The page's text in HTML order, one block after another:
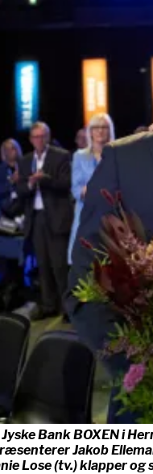
Bank BOXEN i
Jakob
Lose (tv.) klapper og